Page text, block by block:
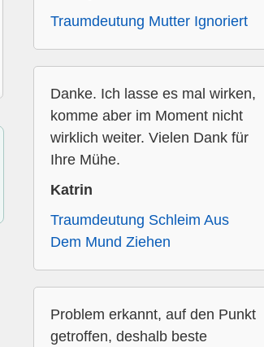
Traumdeutung Mutter Ignoriert
Danke. Ich lasse es mal wirken,
komme aber im Moment nicht
wirklich weiter. Vielen Dank für
Ihre Mühe.
Katrin
Traumdeutung Schleim Aus
Dem Mund Ziehen
Problem erkannt, auf den Punkt
getroffen, deshalb beste